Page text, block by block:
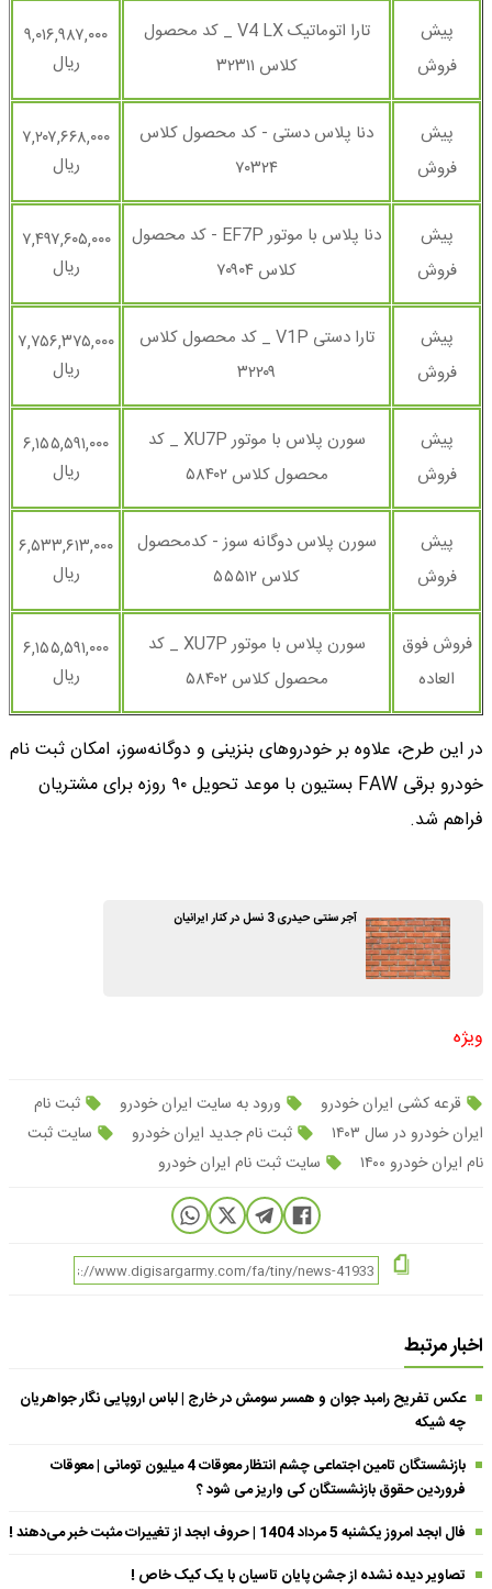
پیش
فروش
تارا اتوماتیک V4 LX _ کد محصول
کلاس ۳۲۳۱۱
۹,۰۱۶,۹۸۷,۰۰۰
ریال
پیش
فروش
دنا پلاس دستی - کد محصول کلاس
۷۰۳۲۴
۷,۲۰۷,۶۶۸,۰۰۰
ریال
پیش
فروش
دنا پلاس با موتور EF7P - کد محصول
کلاس ۷۰۹۰۴
۷,۴۹۷,۶۰۵,۰۰۰
ریال
پیش
فروش
تارا دستی V1P _ کد محصول کلاس
۳۲۲۰۹
۷,۷۵۶,۳۷۵,۰۰۰
ریال
پیش
فروش
سورن پلاس با موتور XU7P _ کد
محصول کلاس ۵۸۴۰۲
۶,۱۵۵,۵۹۱,۰۰۰
ریال
پیش
فروش
سورن پلاس دوگانه سوز - کدمحصول
کلاس ۵۵۵۱۲
۶,۵۳۳,۶۱۳,۰۰۰
ریال
فروش فوق
العاده
سورن پلاس با موتور XU7P _ کد
محصول کلاس ۵۸۴۰۲
۶,۱۵۵,۵۹۱,۰۰۰
ریال
در این طرح، علاوه بر خودروهای بنزینی و دوگانه‌سوز، امکان ثبت نام
خودرو برقی FAW بستیون با موعد تحویل ۹۰ روزه برای مشتریان
فراهم شد.
آجر سنتی حیدری 3 نسل در کنار ایرانیان
ویژه
قرعه کشی ایران خودرو ورود به سایت ایران خودرو
ثبت نام
ایران خودرو در سال ۱۴۰۳
ثبت نام جدید ایران خودرو
سایت ثبت
نام ایران خودرو ۱۴۰۰
سایت ثبت نام ایران خودرو
اخبار مرتبط
عکس تفریح رامبد جوان و همسر سومش در خارج | لباس اروپایی نگار جواهریان
چه شیکه
بازنشستگان تامین اجتماعی چشم انتظار معوقات 4 میلیون تومانی | معوقات
فروردین حقوق بازنشستگان کی واریز می شود ؟
فال ابجد امروز یکشنبه 5 مرداد 1404 | حروف ابجد از تغییرات مثبت خبر می‌دهند !
تصاویر دیده نشده از جشن پایان تاسیان با یک کیک خاص !